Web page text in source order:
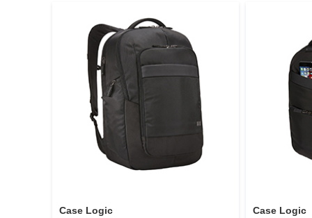
Case Logic
Case Logic